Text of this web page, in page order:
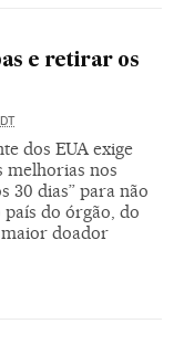
e retirar os
dos EUA exige
melhorias nos
30 dias” para não
do órgão, do
doador